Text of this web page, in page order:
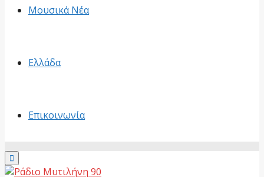
Μουσικά Νέα
Ελλάδα
Επικοινωνία
Primary
Menu